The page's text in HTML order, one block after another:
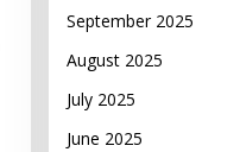
September 2025
August 2025
July 2025
June 2025